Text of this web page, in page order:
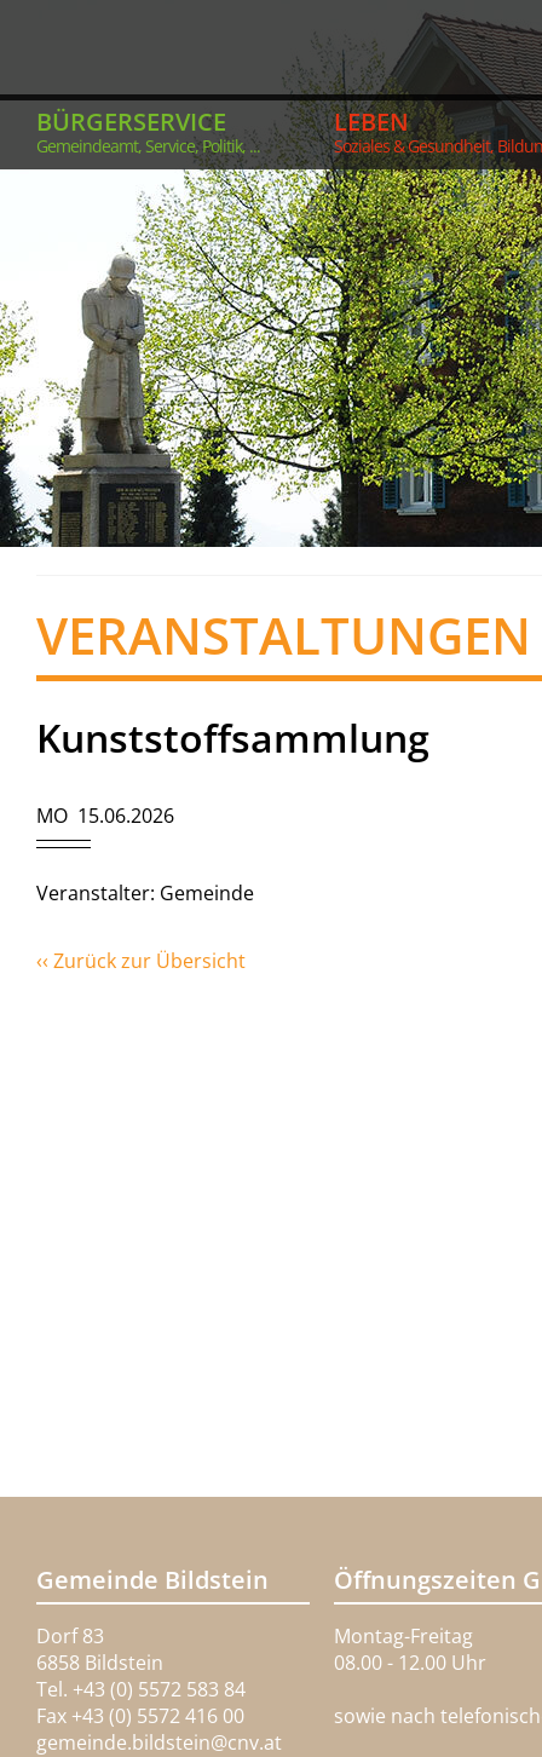
BÜRGERSERVICE
Gemeindeamt, Service, Politik, ...
LEBEN
Soziales & Gesundheit,
VERANSTALTUNGEN
Kunststoffsammlung
MO 15.06.2026
Veranstalter: Gemeinde
‹‹ Zurück zur Übersicht
Gemeinde Bildstein
Dorf 83
6858 Bildstein
Tel. +43 (0) 5572 583 84
Fax +43 (0) 5572 416 00
gemeinde.bildstein@cnv.at
Öffnungszeiten
Montag-Freitag
08.00 - 12.00 Uhr
sowie nach